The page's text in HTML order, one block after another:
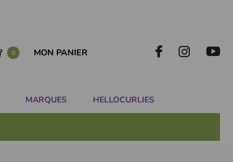
0 MON PANIER
MARQUES HELLOCURLIES